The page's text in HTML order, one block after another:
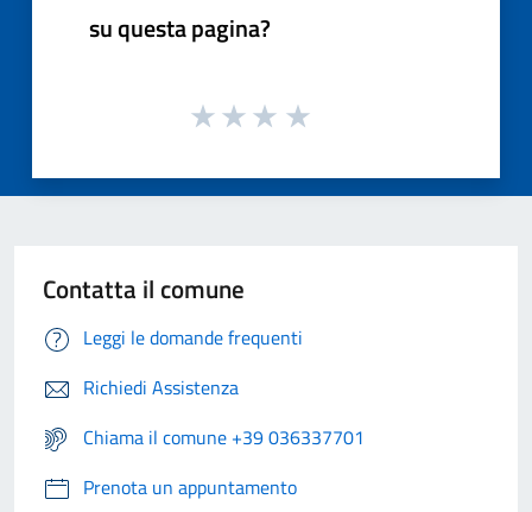
su questa pagina?
Contatta il comune
Leggi le domande frequenti
Richiedi Assistenza
Chiama il comune +39 036337701
Prenota un appuntamento